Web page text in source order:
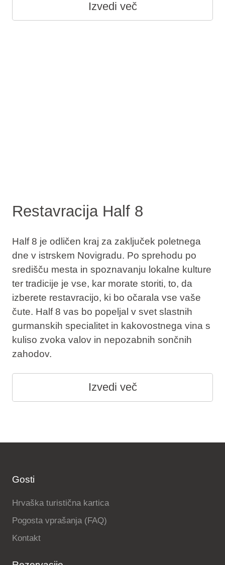
Izvedi več
Restavracija Half 8
Half 8 je odličen kraj za zaključek poletnega
dne v istrskem Novigradu. Po sprehodu po
središču mesta in spoznavanju lokalne kulture
ter tradicije je vse, kar morate storiti, to, da
izberete restavracijo, ki bo očarala vse vaše
čute. Half 8 vas bo popeljal v svet slastnih
gurmanskih specialitet in kakovostnega vina s
kuliso zvoka valov in nepozabnih sončnih
zahodov.
Izvedi več
Gosti
Hrvaška turistična kartica
Pogosta vprašanja (FAQ)
Kontakt